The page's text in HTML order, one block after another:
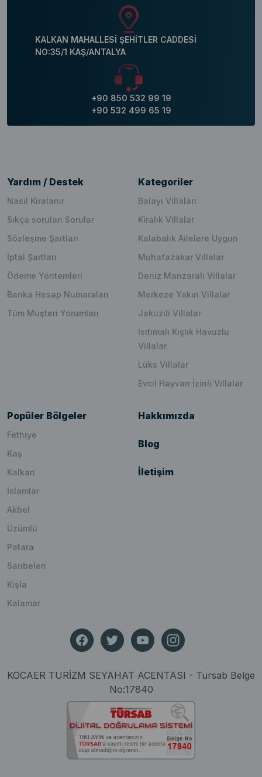
KALKAN MAHALLESİ ŞEHİTLER CADDESİ
NO:35/1 KAŞ/ANTALYA
+90 850 532 99 19
+90 532 499 65 19
Yardım / Destek
Nasıl Kiralanır
Sıkça sorulan Sorular
Sözleşme Şartları
İptal Şartları
Ödeme Yöntemleri
Banka Hesap Numaraları
Tüm Müşteri Yorumları
Kategoriler
Balayı Villaları
Kiralık Villalar
Kalabalık Ailelere Uygun
Muhafazakar Villalar
Deniz Manzaralı Villalar
Merkeze Yakın Villalar
Jakuzili Villalar
Isıtımalı Kışlık Havuzlu
Villalar
Lüks Villalar
Evcil Hayvan İzinli Villalar
Popüler Bölgeler
Fethiye
Kaş
Kalkan
İslamlar
Akbel
Üzümlü
Patara
Sarıbelen
Kışla
Kalamar
Hakkımızda
Blog
İletişim
KOCAER TURİZM SEYAHAT ACENTASI - Tursab Belge
No:17840